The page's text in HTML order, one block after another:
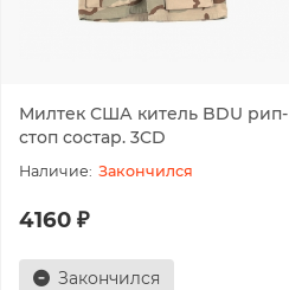
Милтек США китель BDU рип-
стоп состар. 3CD
Закончился
4160 ₽
Закончился